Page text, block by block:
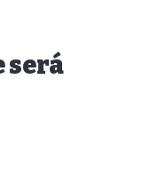
será